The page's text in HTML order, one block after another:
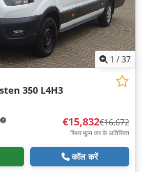
1 /37
350 L4H3
€15,832€16,672
स्थिर मूल्य कर के अतिरिक्त
कॉल करें